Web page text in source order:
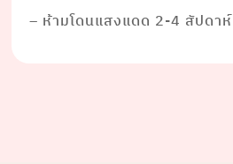
– ห้ามโดนแสงแดด 2-4 สัปดาห์